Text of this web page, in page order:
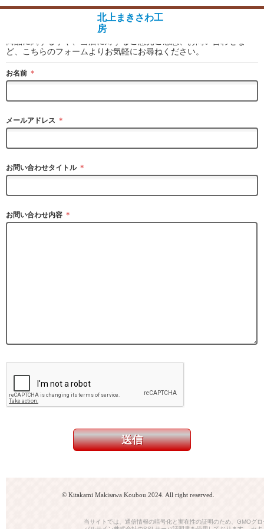
北上まきさわ工
房
ショップへ戻る
ど、こちらのフォームよりお気軽にお尋ねください。
お名前 ＊
メールアドレス ＊
お問い合わせタイトル ＊
お問い合わせ内容 ＊
© Kitakami Makisawa Koubou 2024. All right reserved.
当サイトでは、通信情報の暗号化と実在性の証明のため、GMOグロ